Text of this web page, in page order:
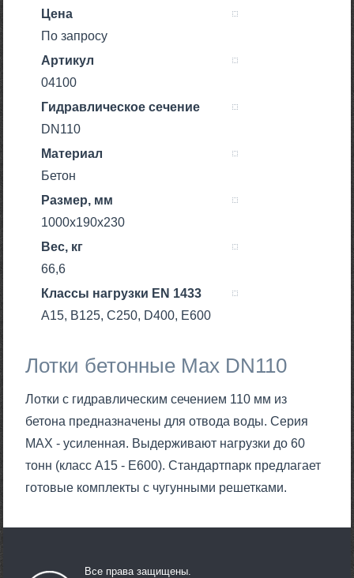
Цена
По запросу
Артикул
04100
Гидравлическое сечение
DN110
Материал
Бетон
Размер, мм
1000x190x230
Вес, кг
66,6
Класcы нагрузки EN 1433
A15, B125, C250, D400, E600
Лотки бетонные Max DN110
Лотки с гидравлическим сечением 110 мм из
бетона предназначены для отвода воды. Серия
MAX - усиленная. Выдерживают нагрузки до 60
тонн (класс A15 - E600). Стандартпарк предлагает
готовые комплекты с чугунными решетками.
Все права защищены.